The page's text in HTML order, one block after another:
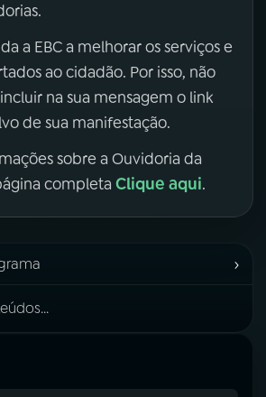
a EBC a melhorar os serviços e
ao cidadão. Por isso, não
na sua mensagem o link
de sua manifestação.
sobre a Ouvidoria da
completa Clique aqui.
›